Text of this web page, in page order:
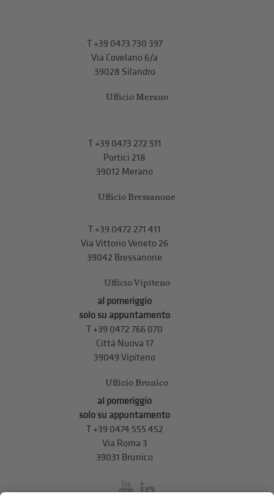
T+39 0473 730 397
Via Covelano 6/a
39028 Silandro
Ufficio Merano
T+39 0473 272 511
Portici 218
39012 Merano
Ufficio Bressanone
T +39 0472 271 411
Via Vittorio Veneto 26
39042 Bressanone
Ufficio Vipiteno
al pomeriggio
solo su appuntamento
T +39 0472 766 070
Città Nuova 17
39049 Vipiteno
Ufficio Brunico
al pomeriggio
solo su appuntamento
T+39 0474 555 452
Via Roma 3
39031 Brunico